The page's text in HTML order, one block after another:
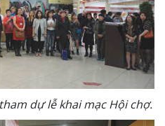
dự lễ khai mạc Hội chợ.